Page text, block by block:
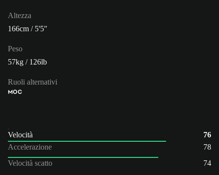
Altezza
166cm / 5'5"
Peso
57kg / 126lb
Ruoli alternativi
MOC
Velocità
76
Accelerazione
78
Velocità scatto
74